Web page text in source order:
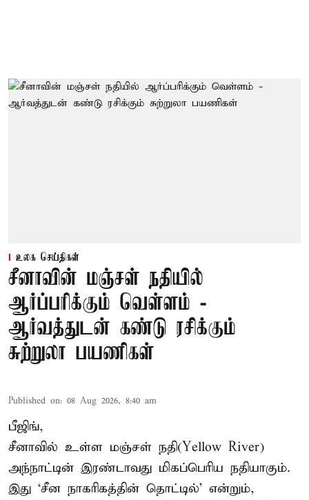
உலக செய்திகள்
சீனாவின் மஞ்சள் நதியில்
ஆர்ப்பரிக்கும் வெள்ளம் -
ஆர்வத்துடன் கண்டு ரசிக்கும்
சுற்றுலா பயணிகள்
Published on: 08 Aug 2026, 8:40 am
பீஜிங்,
சீனாவில் உள்ள மஞ்சள் நதி(Yellow River)
அந்நாட்டின் இரண்டாவது மிகப்பெரிய நதியாகும்.
இது ‘சீன நாகரிகத்தின் தொட்டில்’ என்றும்,